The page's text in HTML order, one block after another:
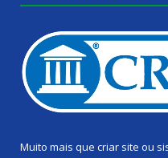
Muito mais que criar site ou